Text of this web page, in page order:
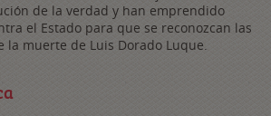
de la verdad y han emprendido
el Estado para que se reconozcan las
la muerte de Luis Dorado Luque.